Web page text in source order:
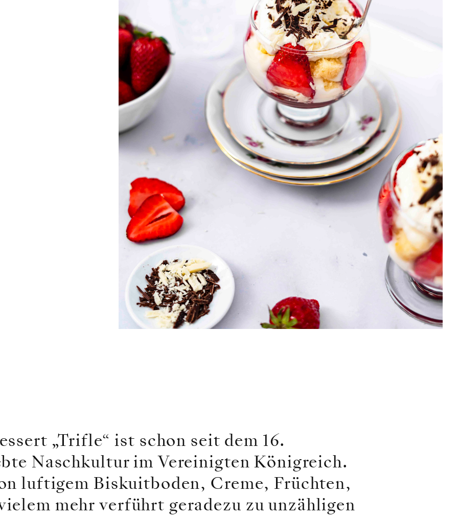
„Trifle“ ist schon seit dem 16.
Naschkultur im Vereinigten Königreich.
luftigem Biskuitboden, Creme, Früchten,
mehr verführt geradezu zu unzähligen